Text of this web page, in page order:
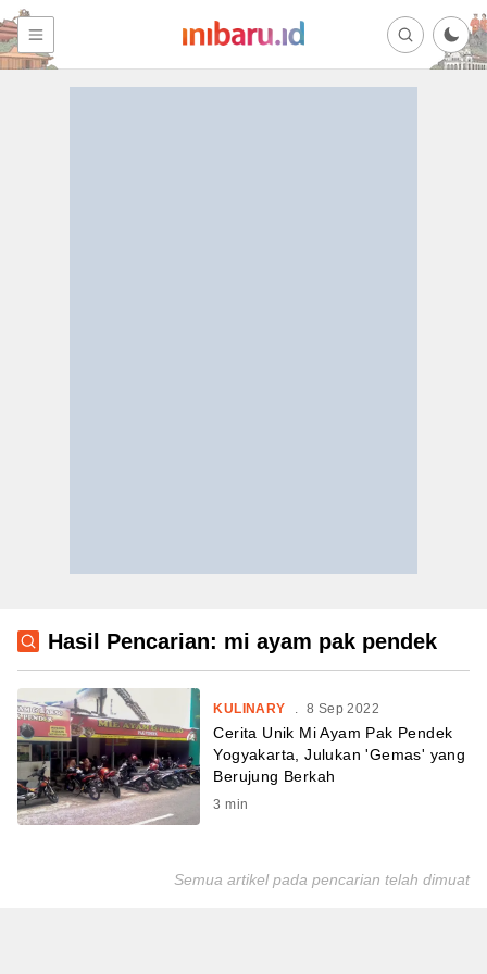
Hasil Pencarian: mi ayam pak pendek
KULINARY . 8 Sep 2022
Cerita Unik Mi Ayam Pak Pendek
Yogyakarta, Julukan 'Gemas' yang
Berujung Berkah
3 min
Semua artikel pada pencarian telah dimuat